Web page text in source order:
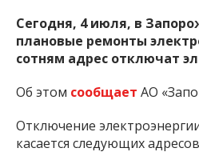
Сегодня, 4 июля, в
плановые ремонты
сотням адрес отключат
Об этом сообщает АО
Отключение
касается следующих